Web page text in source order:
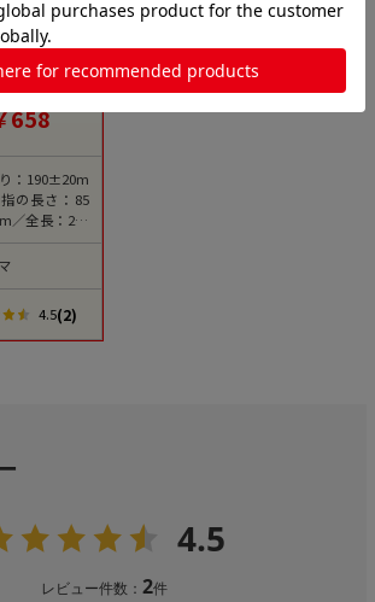
ニトリルグロ
ー M 100枚/
658
：190±20m
の長さ：85
／全長：230
4.5(2)
4.5
レビュー件数：2件